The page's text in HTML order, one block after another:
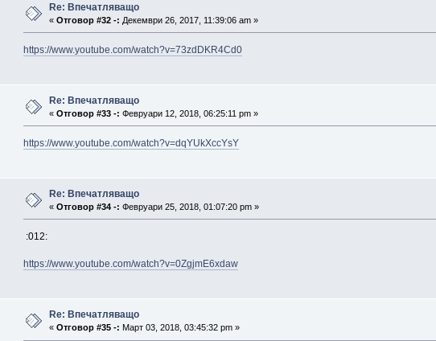
Re: Впечатляващо
«Отговор #32 -: Декември 26, 2017, 11:39:06 am »
https://www.youtube.com/watch?v=73zdDKR4Cd0
Re: Впечатляващо
«Отговор #33 -: Февруари 12, 2018, 06:25:11 pm »
https://www.youtube.com/watch?v=dqYUkXccYsY
Re: Впечатляващо
«Отговор #34 -: Февруари 25, 2018, 01:07:20 pm »
:012:
https://www.youtube.com/watch?v=0ZgjmE6xdaw
Re: Впечатляващо
«Отговор #35 -: Март 03, 2018, 03:45:32 pm »